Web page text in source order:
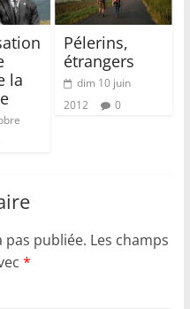
la
Pélerins,
étrangers
dim 10 juin
2012
0
pas publiée. Les champs
*